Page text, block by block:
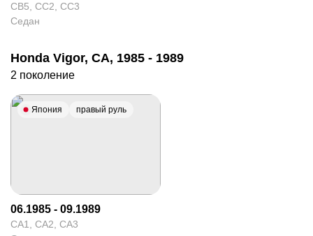
CB5, CC2, CC3
Седан
Honda Vigor, CA, 1985 - 1989
2 поколение
Япония правый руль
06.1985 - 09.1989
CA1, CA2, CA3